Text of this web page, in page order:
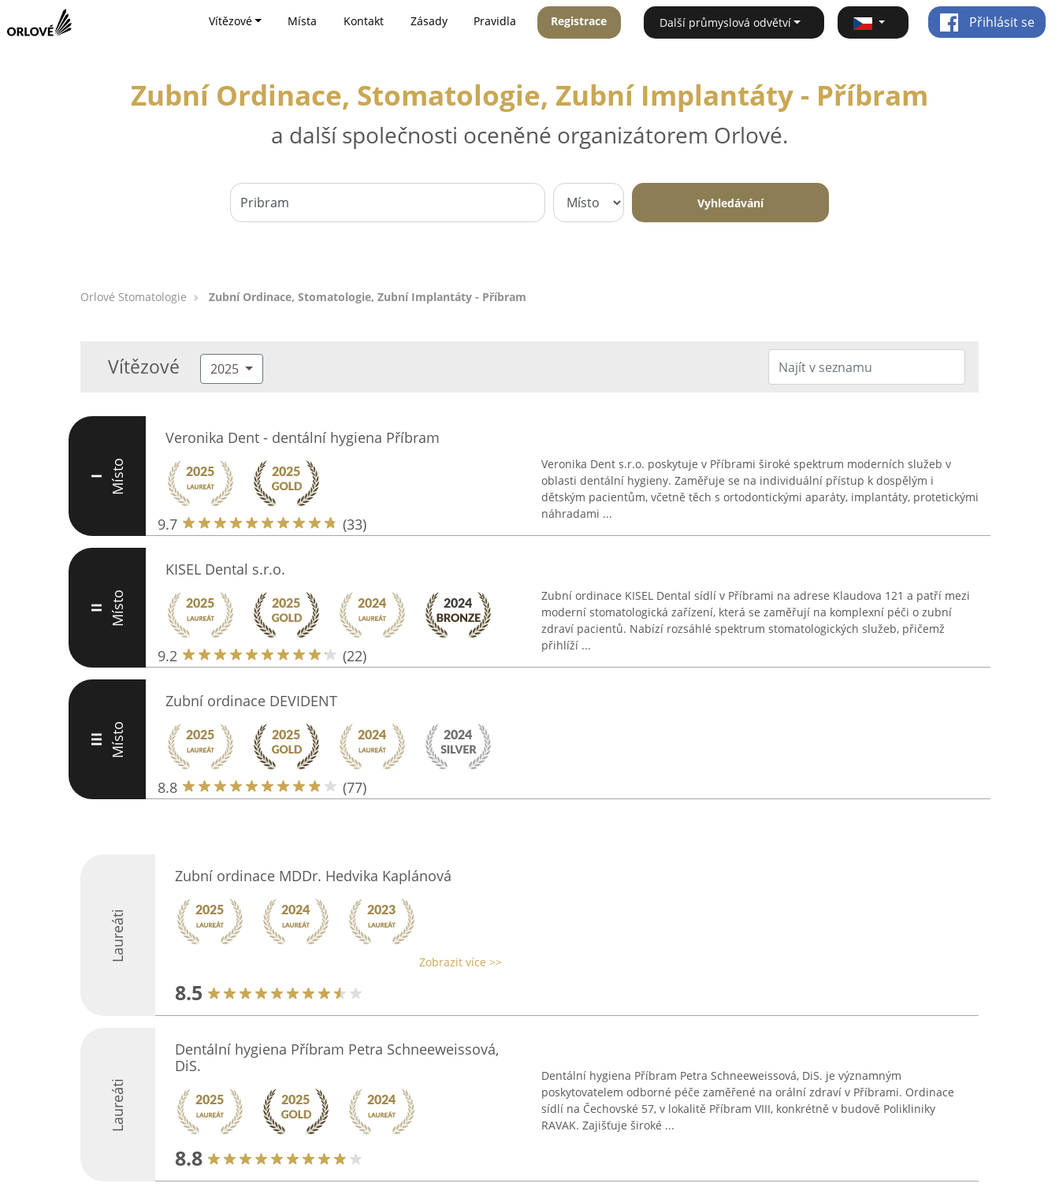
Vítězové Místa Kontakt Zásady Pravidla Registrace Další průmyslová odvětví Přihlásit se
Zubní Ordinace, Stomatologie, Zubní Implantáty - Příbram
a další společnosti oceněné organizátorem Orlové.
Vyhledávání
Orlové Stomatologie Zubní Ordinace, Stomatologie, Zubní Implantáty - Příbram
Vítězové 2025
I Místo
Veronika Dent - dentální hygiena Příbram
9.7 (33)
Veronika Dent s.r.o. poskytuje v Příbrami široké spektrum moderních služeb v
oblasti dentální hygieny. Zaměřuje se na individuální přístup k dospělým i
dětským pacientům, včetně těch s ortodontickými aparáty, implantáty, protetickými
náhradami ...
II Místo
KISEL Dental s.r.o.
9.2 (22)
Zubní ordinace KISEL Dental sídlí v Příbrami na adrese Klaudova 121 a patří mezi
moderní stomatologická zařízení, která se zaměřují na komplexní péči o zubní
zdraví pacientů. Nabízí rozsáhlé spektrum stomatologických služeb, přičemž
přihlíží ...
III Místo
Zubní ordinace DEVIDENT
8.8 (77)
Laureáti
Zubní ordinace MDDr. Hedvika Kaplánová
Zobrazit více >>
8.5
Laureáti
Dentální hygiena Příbram Petra Schneeweissová,
DiS.
8.8
Dentální hygiena Příbram Petra Schneeweissová, DiS. je významným
poskytovatelem odborné péče zaměřené na orální zdraví v Příbrami. Ordinace
sídlí na Čechovské 57, v lokalitě Příbram VIII, konkrétně v budově Polikliniky
RAVAK. Zajišťuje široké ...